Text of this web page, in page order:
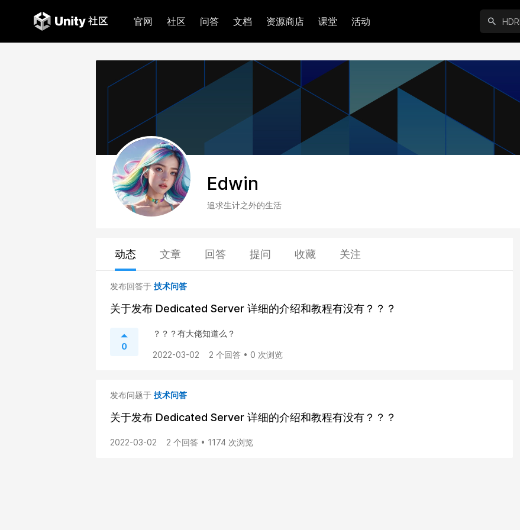
官网 社区 问答 文档 资源商店 课堂 活动
Edwin
追求生计之外的生活
动态 文章 回答 提问 收藏 关注
发布回答于 技术问答
关于发布 Dedicated Server 详细的介绍和教程有没有？？？
0
？？？有大佬知道么？
2022-03-02 2 个回答 • 0 次浏览
发布问题于 技术问答
关于发布 Dedicated Server 详细的介绍和教程有没有？？？
2022-03-02 2 个回答 • 1174 次浏览